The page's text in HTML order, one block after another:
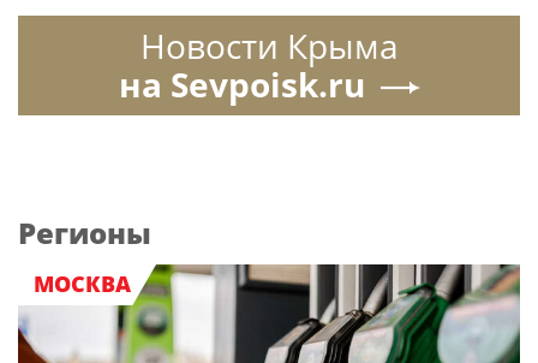
Новости Крыма
на Sevpoisk.ru
Регионы
МОСКВА